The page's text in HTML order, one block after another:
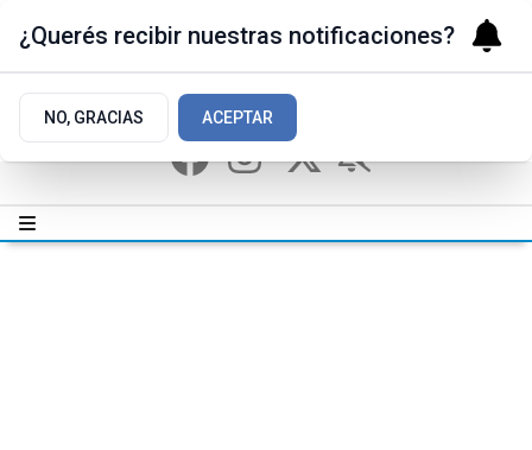
¿Querés recibir nuestras notificaciones?
NO, GRACIAS ACEPTAR